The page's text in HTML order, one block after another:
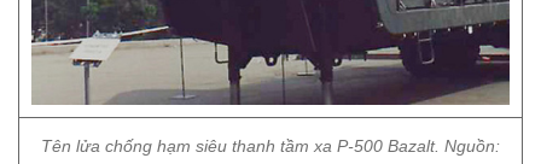
Tên lửa chống hạm siêu thanh tầm xa P-500 Bazalt. Nguồn: